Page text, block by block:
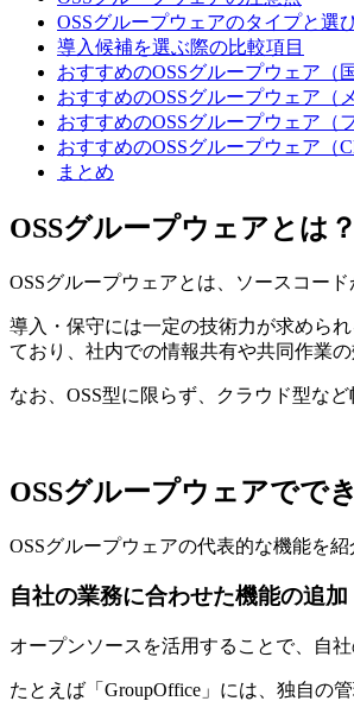
OSSグループウェアのタイプと選
導入候補を選ぶ際の比較項目
おすすめのOSSグループウェア（
おすすめのOSSグループウェア（
おすすめのOSSグループウェア（
おすすめのOSSグループウェア（
まとめ
OSSグループウェアとは？
OSSグループウェアとは、ソースコー
導入・保守には一定の技術力が求めら
ており、社内での情報共有や共同作業の
なお、OSS型に限らず、クラウド型な
OSSグループウェアでで
OSSグループウェアの代表的な機能を紹
自社の業務に合わせた機能の追
オープンソースを活用することで、自
たとえば「GroupOffice」には、独自の